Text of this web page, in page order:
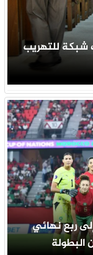
شبكة للتهريب
ربع نهائي
البطولة